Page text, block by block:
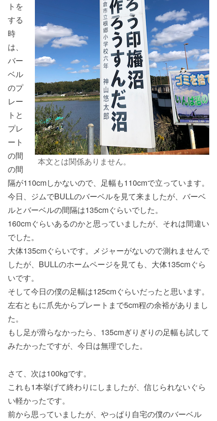
本文とは関係ありません。
トを
する
時
は、
バー
ベル
のプ
レー
トと
プレ
ート
の間
の間
隔が110cmしかないので、足幅も110cmで立っています。
今日、ジムでBULLのバーベルを見て来ましたが、バーベ
ルとバーベルの間隔は135cmぐらいでした。
160cmぐらいあるのかと思っていましたが、それは間違い
でした。
大体135cmぐらいです。メジャーがないので測れませんで
したが、BULLのホームページを見ても、大体135cmぐら
いです。
そして今日の僕の足幅は125cmぐらいだったと思います。
左右ともに爪先からプレートまで5cm程の余裕がありまし
た。
もし足が滑らなかったら、135cmぎりぎりの足幅も試して
みたかったですが、今日は無理でした。
さて、次は100kgです。
これも1本挙げて終わりにしましたが、信じられないぐら
い軽かったです。
前から思っていましたが、やっぱり自宅の僕のバーベル